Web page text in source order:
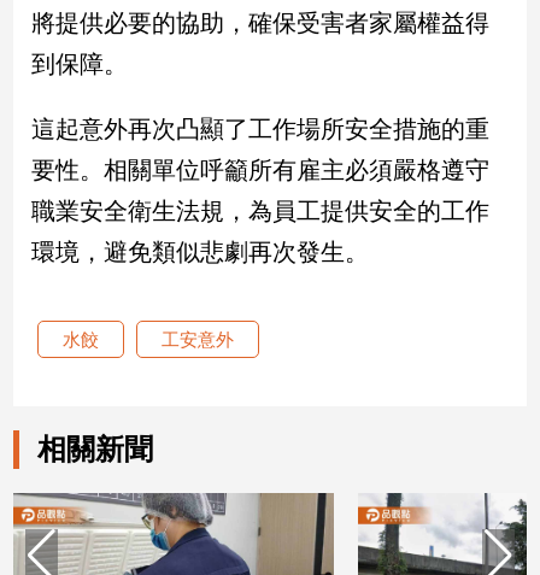
樂
娛
聞
流
行/
時
尚
活
築/
室
內
將提供必要的協助，確保受害者家屬權益得
到保障。
這起意外再次凸顯了工作場所安全措施的重
要性。相關單位呼籲所有雇主必須嚴格遵守
職業安全衛生法規，為員工提供安全的工作
環境，避免類似悲劇再次發生。
水餃 工安意外
相關新聞